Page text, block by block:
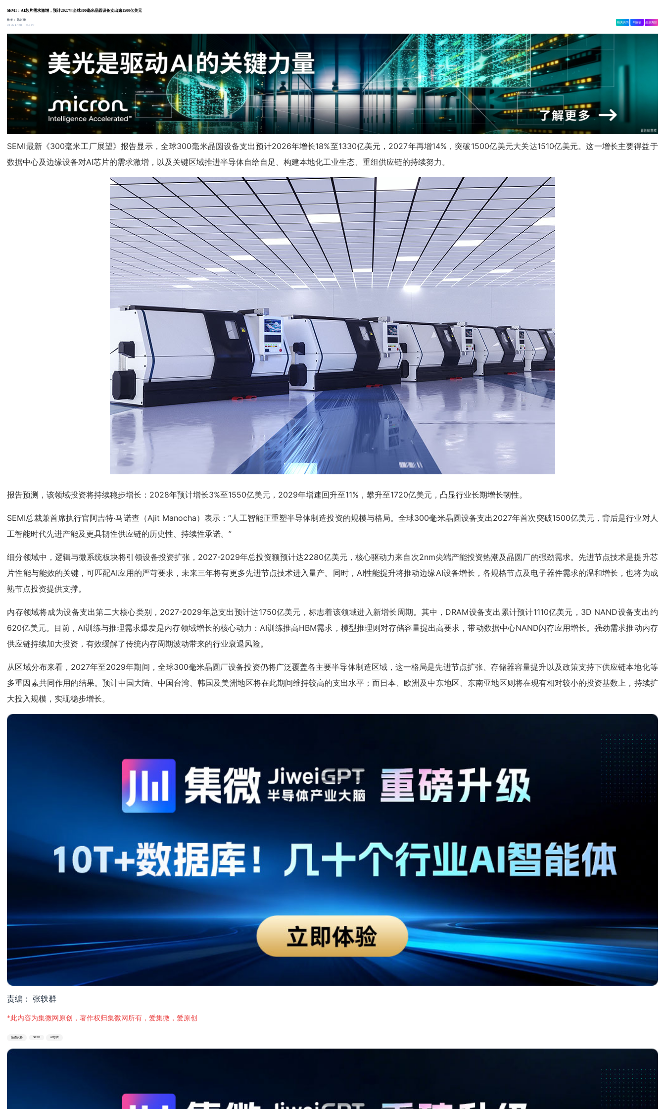
SEMI：AI芯片需求激增，预计2027年全球300毫米晶圆设备支出逾1500亿美元
作者：
陈兴华
04-05 17:48
3.1w
相关舆情 AI解读 生成海报
SEMI最新《300毫米工厂展望》报告显示，全球300毫米晶圆设备支出预计2026年增长18%至1330亿美元，2027年再增14%，突破1500亿美元大关达1510亿美元。这一增长主要得益于
数据中心及边缘设备对AI芯片的需求激增，以及关键区域推进半导体自给自足、构建本地化工业生态、重组供应链的持续努力。
报告预测，该领域投资将持续稳步增长：2028年预计增长3%至1550亿美元，2029年增速回升至11%，攀升至1720亿美元，凸显行业长期增长韧性。
SEMI总裁兼首席执行官阿吉特·马诺查（Ajit Manocha）表示：“人工智能正重塑半导体制造投资的规模与格局。全球300毫米晶圆设备支出2027年首次突破1500亿美元，背后是行业对人
工智能时代先进产能及更具韧性供应链的历史性、持续性承诺。”
细分领域中，逻辑与微系统板块将引领设备投资扩张，2027-2029年总投资额预计达2280亿美元，核心驱动力来自次2nm尖端产能投资热潮及晶圆厂的强劲需求。先进节点技术是提升芯
片性能与能效的关键，可匹配AI应用的严苛要求，未来三年将有更多先进节点技术进入量产。同时，AI性能提升将推动边缘AI设备增长，各规格节点及电子器件需求的温和增长，也将为成
熟节点投资提供支撑。
内存领域将成为设备支出第二大核心类别，2027-2029年总支出预计达1750亿美元，标志着该领域进入新增长周期。其中，DRAM设备支出累计预计1110亿美元，3D NAND设备支出约
620亿美元。目前，AI训练与推理需求爆发是内存领域增长的核心动力：AI训练推高HBM需求，模型推理则对存储容量提出高要求，带动数据中心NAND闪存应用增长。强劲需求推动内存
供应链持续加大投资，有效缓解了传统内存周期波动带来的行业衰退风险。
从区域分布来看，2027年至2029年期间，全球300毫米晶圆厂设备投资仍将广泛覆盖各主要半导体制造区域，这一格局是先进节点扩张、存储器容量提升以及政策支持下供应链本地化等
多重因素共同作用的结果。预计中国大陆、中国台湾、韩国及美洲地区将在此期间维持较高的支出水平；而日本、欧洲及中东地区、东南亚地区则将在现有相对较小的投资基数上，持续扩
大投入规模，实现稳步增长。
责编： 张轶群
*此内容为集微网原创，著作权归集微网所有，爱集微，爱原创
晶圆设备 SEMI AI芯片